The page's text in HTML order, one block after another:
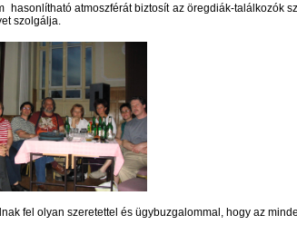
atmoszférát biztosít az öregdiák-találkozók
szolgálja.
fel olyan szeretettel és ügybuzgalommal, hogy az